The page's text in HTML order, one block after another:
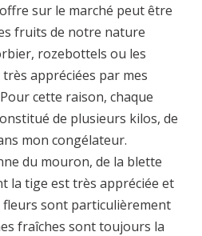
sur le marché peut être
fruits de notre nature
rozebottels ou les
appréciées par mes
cette raison, chaque
de plusieurs kilos, de
mon congélateur.
du mouron, de la blette
la tige est très appréciée et
fleurs sont particulièrement
fraîches sont toujours la